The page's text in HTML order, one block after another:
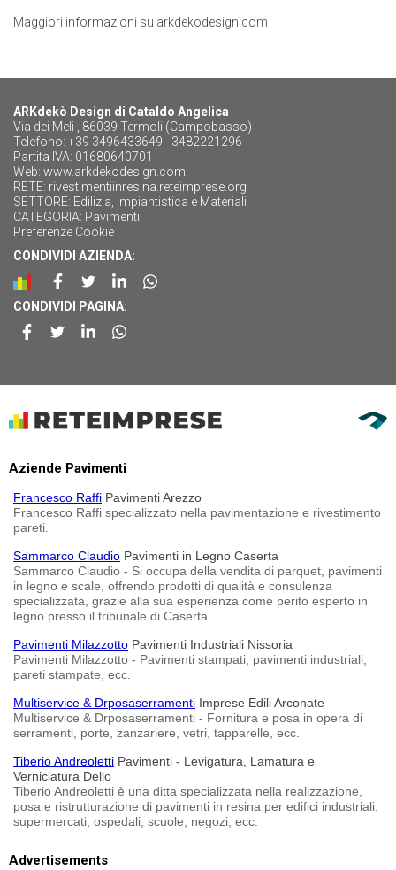
Maggiori informazioni su arkdekodesign.com
ARKdekò Design di Cataldo Angelica
Via dei Meli , 86039 Termoli (Campobasso)
Telefono: +39 3496433649 - 3482221296
Partita IVA: 01680640701
Web: www.arkdekodesign.com
RETE: rivestimentiinresina.reteimprese.org
SETTORE: Edilizia, Impiantistica e Materiali
CATEGORIA: Pavimenti
Preferenze Cookie
CONDIVIDI AZIENDA:
CONDIVIDI PAGINA:
Aziende Pavimenti
Francesco Raffi Pavimenti Arezzo
Francesco Raffi specializzato nella pavimentazione e rivestimento
pareti.
Sammarco Claudio Pavimenti in Legno Caserta
Sammarco Claudio - Si occupa della vendita di parquet, pavimenti
in legno e scale, offrendo prodotti di qualità e consulenza
specializzata, grazie alla sua esperienza come perito esperto in
legno presso il tribunale di Caserta.
Pavimenti Milazzotto Pavimenti Industriali Nissoria
Pavimenti Milazzotto - Pavimenti stampati, pavimenti industriali,
pareti stampate, ecc.
Multiservice & Drposaserramenti Imprese Edili Arconate
Multiservice & Drposaserramenti - Fornitura e posa in opera di
serramenti, porte, zanzariere, vetri, tapparelle, ecc.
Tiberio Andreoletti Pavimenti - Levigatura, Lamatura e
Verniciatura Dello
Tiberio Andreoletti è una ditta specializzata nella realizzazione,
posa e ristrutturazione di pavimenti in resina per edifici industriali,
supermercati, ospedali, scuole, negozi, ecc.
Advertisements